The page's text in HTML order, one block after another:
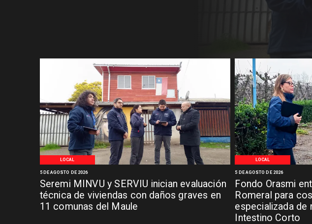
LOCAL
Seremi MINVU y SERVIU inician evaluación
técnica de viviendas con daños graves en
11 comunas del Maule
5 DE AGOSTO DE 2026
LOCAL
Fondo Orasmi
Romeral para
especializada de
Intestino Corto
5 DE AGOSTO DE 2026